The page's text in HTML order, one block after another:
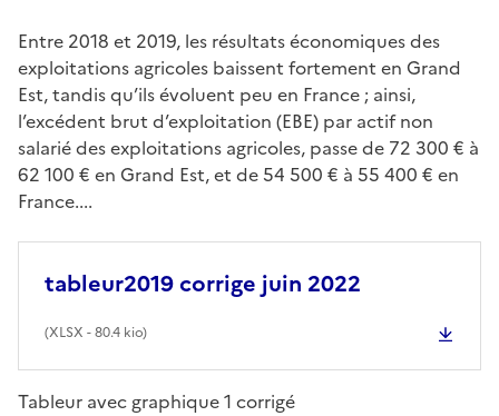
Entre 2018 et 2019, les résultats économiques des
exploitations agricoles baissent fortement en Grand
Est, tandis qu’ils évoluent peu en France ; ainsi,
l’excédent brut d’exploitation (EBE) par actif non
salarié des exploitations agricoles, passe de 72 300 € à
62 100 € en Grand Est, et de 54 500 € à 55 400 € en
France....
tableur2019 corrige juin 2022
(XLSX - 80.4 kio)
Tableur avec graphique 1 corrigé